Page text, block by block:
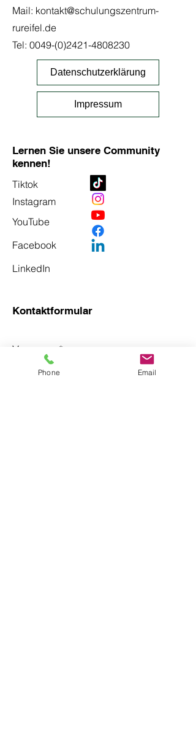
Mail: kontakt@schulungszentrum-
rureifel.de
Tel: 0049-(0)2421-4808230
Datenschutzerklärung
Impressum
Lernen Sie unsere Community
kennen!
Tiktok
Instagram
YouTube
Facebook
LinkedIn
Kontaktformular
Vorname *
Phone Email